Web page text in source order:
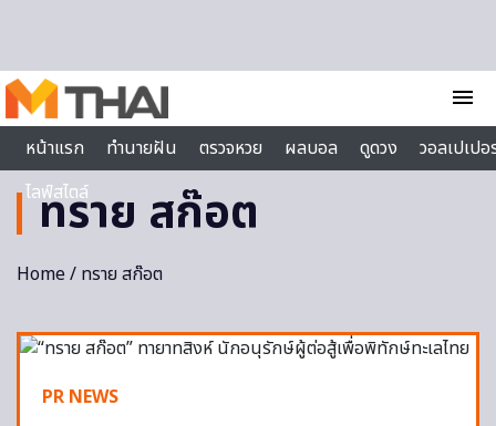
menu
หน้าแรก
ทำนายฝัน ตรวจหวย ผลบอล ดูดวง
วอลเปเป
ไลฟ์สไตล์
ทราย สก๊อต
Home/ ทราย สก๊อต
PR NEWS